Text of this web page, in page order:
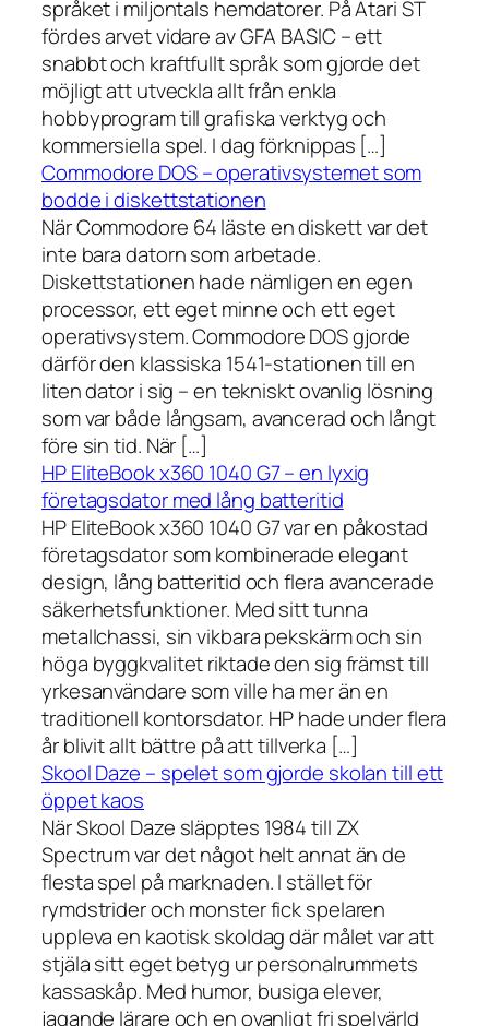
språket i miljontals hemdatorer. På Atari ST
fördes arvet vidare av GFA BASIC – ett
snabbt och kraftfullt språk som gjorde det
möjligt att utveckla allt från enkla
hobbyprogram till grafiska verktyg och
kommersiella spel. I dag förknippas […]
Commodore DOS – operativsystemet som
bodde i diskettstationen
När Commodore 64 läste en diskett var det
inte bara datorn som arbetade.
Diskettstationen hade nämligen en egen
processor, ett eget minne och ett eget
operativsystem. Commodore DOS gjorde
därför den klassiska 1541-stationen till en
liten dator i sig – en tekniskt ovanlig lösning
som var både långsam, avancerad och långt
före sin tid. När […]
HP EliteBook x360 1040 G7 – en lyxig
företagsdator med lång batteritid
HP EliteBook x360 1040 G7 var en påkostad
företagsdator som kombinerade elegant
design, lång batteritid och flera avancerade
säkerhetsfunktioner. Med sitt tunna
metallchassi, sin vikbara pekskärm och sin
höga byggkvalitet riktade den sig främst till
yrkesanvändare som ville ha mer än en
traditionell kontorsdator. HP hade under flera
år blivit allt bättre på att tillverka […]
Skool Daze – spelet som gjorde skolan till ett
öppet kaos
När Skool Daze släpptes 1984 till ZX
Spectrum var det något helt annat än de
flesta spel på marknaden. I stället för
rymdstrider och monster fick spelaren
uppleva en kaotisk skoldag där målet var att
stjäla sitt eget betyg ur personalrummets
kassaskåp. Med humor, busiga elever,
jagande lärare och en ovanligt fri spelvärld